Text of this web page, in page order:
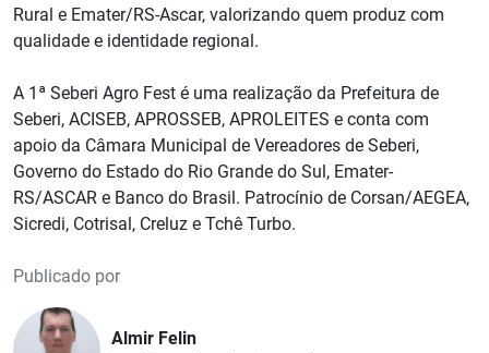
Rural e Emater/RS-Ascar, valorizando quem produz com
qualidade e identidade regional.
A 1ª Seberi Agro Fest é uma realização da Prefeitura de
Seberi, ACISEB, APROSSEB, APROLEITES e conta com
apoio da Câmara Municipal de Vereadores de Seberi,
Governo do Estado do Rio Grande do Sul, Emater-
RS/ASCAR e Banco do Brasil. Patrocínio de Corsan/AEGEA,
Sicredi, Cotrisal, Creluz e Tchê Turbo.
Publicado por
Almir Felin